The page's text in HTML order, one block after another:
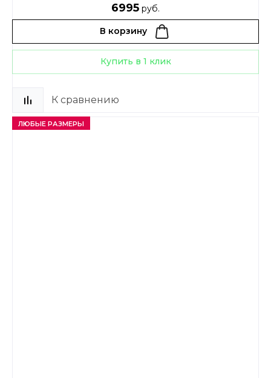
6995 руб.
В корзину
Купить в 1 клик
К сравнению
ЛЮБЫЕ РАЗМЕРЫ